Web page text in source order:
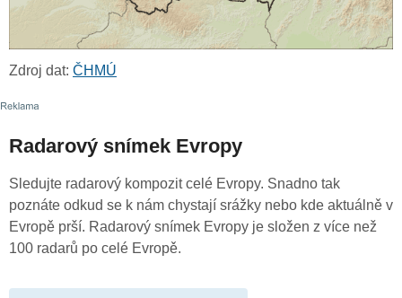
Zdroj dat: ČHMÚ
Radarový snímek Evropy
Sledujte radarový kompozit celé Evropy. Snadno tak
poznáte odkud se k nám chystají srážky nebo kde aktuálně v
Evropě prší. Radarový snímek Evropy je složen z více než
100 radarů po celé Evropě.